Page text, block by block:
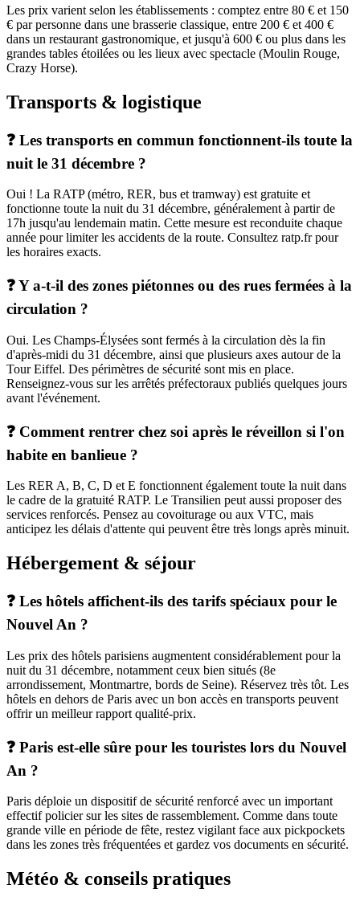
Les prix varient selon les établissements : comptez entre 80 € et 150
€ par personne dans une brasserie classique, entre 200 € et 400 €
dans un restaurant gastronomique, et jusqu'à 600 € ou plus dans les
grandes tables étoilées ou les lieux avec spectacle (Moulin Rouge,
Crazy Horse).
Transports & logistique
❓ Les transports en commun fonctionnent-ils toute la
nuit le 31 décembre ?
Oui ! La RATP (métro, RER, bus et tramway) est gratuite et
fonctionne toute la nuit du 31 décembre, généralement à partir de
17h jusqu'au lendemain matin. Cette mesure est reconduite chaque
année pour limiter les accidents de la route. Consultez ratp.fr pour
les horaires exacts.
❓ Y a-t-il des zones piétonnes ou des rues fermées à la
circulation ?
Oui. Les Champs-Élysées sont fermés à la circulation dès la fin
d'après-midi du 31 décembre, ainsi que plusieurs axes autour de la
Tour Eiffel. Des périmètres de sécurité sont mis en place.
Renseignez-vous sur les arrêtés préfectoraux publiés quelques jours
avant l'événement.
❓ Comment rentrer chez soi après le réveillon si l'on
habite en banlieue ?
Les RER A, B, C, D et E fonctionnent également toute la nuit dans
le cadre de la gratuité RATP. Le Transilien peut aussi proposer des
services renforcés. Pensez au covoiturage ou aux VTC, mais
anticipez les délais d'attente qui peuvent être très longs après minuit.
Hébergement & séjour
❓ Les hôtels affichent-ils des tarifs spéciaux pour le
Nouvel An ?
Les prix des hôtels parisiens augmentent considérablement pour la
nuit du 31 décembre, notamment ceux bien situés (8e
arrondissement, Montmartre, bords de Seine). Réservez très tôt. Les
hôtels en dehors de Paris avec un bon accès en transports peuvent
offrir un meilleur rapport qualité-prix.
❓ Paris est-elle sûre pour les touristes lors du Nouvel
An ?
Paris déploie un dispositif de sécurité renforcé avec un important
effectif policier sur les sites de rassemblement. Comme dans toute
grande ville en période de fête, restez vigilant face aux pickpockets
dans les zones très fréquentées et gardez vos documents en sécurité.
Météo & conseils pratiques